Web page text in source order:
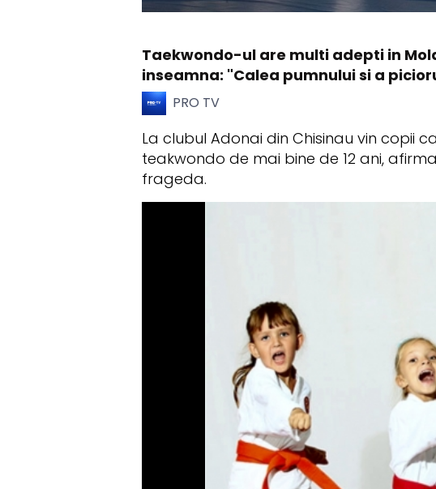
Taekwondo-ul are multi adepti in
inseamna: "Calea pumnului si a
PRO TV
La clubul Adonai din Chisinau vin copii
teakwondo de mai bine de 12 ani,
frageda.